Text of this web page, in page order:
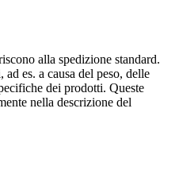
alla spedizione standard.
es. a causa del peso, delle
dei prodotti. Queste
nella descrizione del